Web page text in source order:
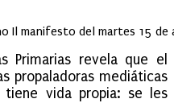
Il manifesto del martes 15 de
Primarias revela que el
propaladoras mediáticas
tiene vida propia: se les